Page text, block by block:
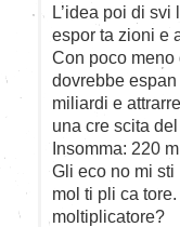
L’idea poi di
espor ­ta ­zioni e
Con poco
dovrebbe
miliardi e
una cre ­scita
Insomma: 220
Gli eco ­no ­mi
mol ­ti ­pli ­ca
moltiplicatore?